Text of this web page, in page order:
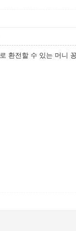
환전할 수 있는 머